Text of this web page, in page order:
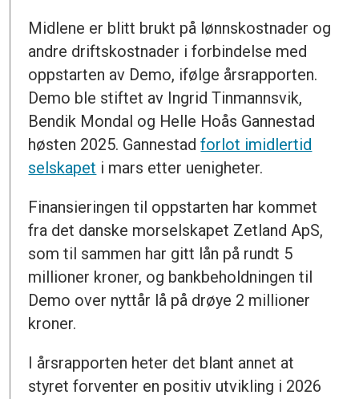
Midlene er blitt brukt på lønnskostnader og
andre driftskostnader i forbindelse med
oppstarten av Demo, ifølge årsrapporten.
Demo ble stiftet av Ingrid Tinmannsvik,
Bendik Mondal og Helle Hoås Gannestad
høsten 2025. Gannestadforlot imidlertid
selskapet i mars etter uenigheter.
Finansieringen til oppstarten har kommet
fra det danske morselskapet Zetland ApS,
som til sammen har gitt lån på rundt 5
millioner kroner, og bankbeholdningen til
Demo over nyttår lå på drøye 2 millioner
kroner.
I årsrapporten heter det blant annet at
styret forventer en positiv utvikling i 2026